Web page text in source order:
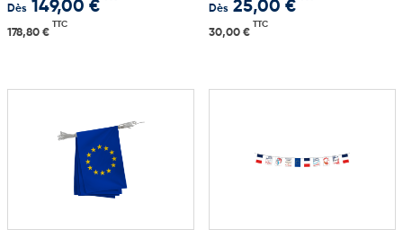
Dès 149,00 €
178,80 €
TTC
Dès 25,00 €
30,00 €
TTC